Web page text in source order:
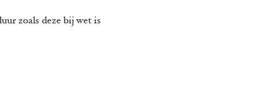
zoals deze bij wet is